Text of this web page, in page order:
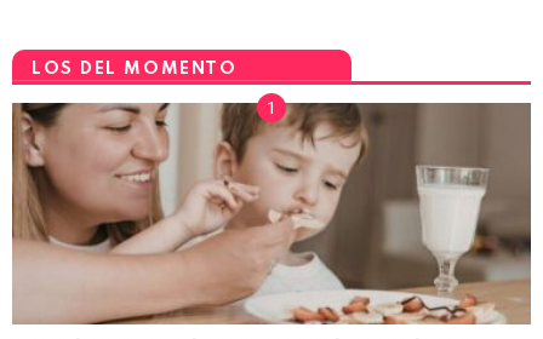
LOS DEL MOMENTO